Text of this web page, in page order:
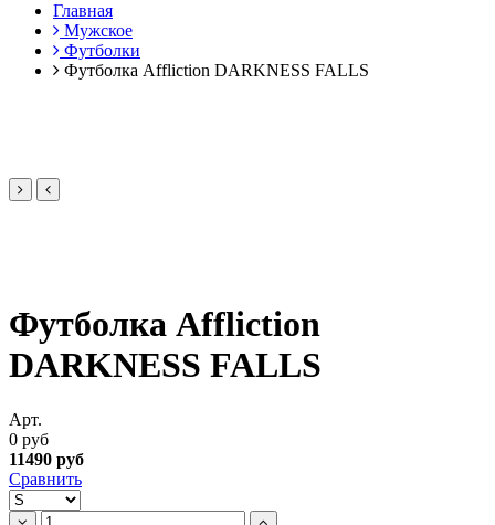
Главная
Мужское
Футболки
Футболка Affliction DARKNESS FALLS
Футболка Affliction
DARKNESS FALLS
Арт.
0 руб
11490 руб
Сравнить